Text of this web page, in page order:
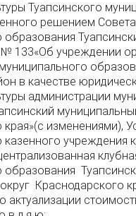
Туапсинского
решением Совета
образования
№ 133«Об учреждении
в качестве
администрации
изменениями),
учреждения
образования
Краснодарского
актуализации